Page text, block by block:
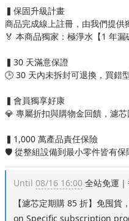
▍保固升級計畫
商品完成線上註冊，由我們提供
🏅 本商品獨家：極淨水【1 年漏
▍30 天滿意保證
🕒 30 天內未拆封可退換，買錯
▍會員獨享好康
💎 專屬折扣與購物金回饋，濾芯
▍1,000 萬產品責任保險
🛡️ 從整組設備到最小零件皆有保
Until 08/16 16:00全站免運
【濾芯定期購 85 折】免囤貨
on Specific subscription